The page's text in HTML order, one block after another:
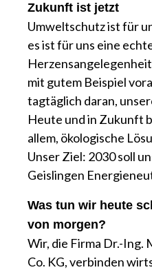
Zukunft ist jetzt
Umweltschutz ist für
es ist für uns eine
mit gutem Beispiel
tagtäglich daran,
Heute und in Zukunft
allem, ökologische
Unser Ziel: 2030 soll
Geislingen
Was tun wir heute
von morgen?
Wir, die Firma Dr.-Ing.
Co. KG, verbinden